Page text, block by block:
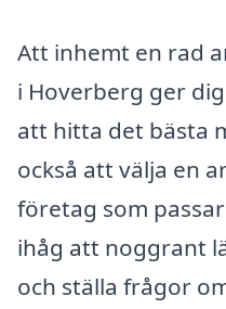
Att inhemt en rad
i Hoverberg ger
att hitta det bästa
också att välja en
företag som
ihåg att noggrant
och ställa frågor